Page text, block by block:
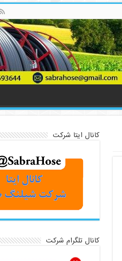
کانال ایتا شرکت
کانال تلگرام شرکت